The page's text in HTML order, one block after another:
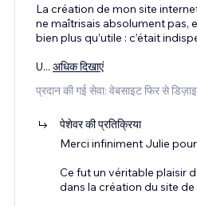
La création de mon site
ne maîtrisais absolument pas,
bien plus qu’utile : c’était
U... अधिक दिखाएं
प्रदान की गई सेवा: वेबसाइट फिर से
पेशेवर की प्रतिक्रिया
Merci infiniment Julie
Ce fut un véritable plaisir
dans la création du site